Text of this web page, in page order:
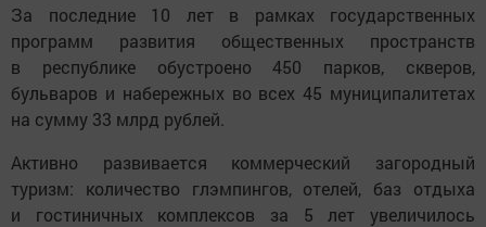
За последние 10 лет в рамках государственных
программ развития общественных пространств
в республике обустроено 450 парков, скверов,
бульваров и набережных во всех 45 муниципалитетах
на сумму 33 млрд рублей.
Активно развивается коммерческий загородный
туризм: количество глэмпингов, отелей, баз отдыха
и гостиничных комплексов за 5 лет увеличилось